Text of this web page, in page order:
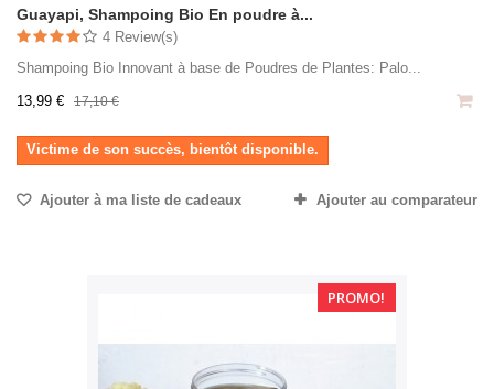
Guayapi, Shampoing Bio En poudre à...
4 Review(s)
Shampoing Bio Innovant à base de Poudres de Plantes: Palo...
13,99 €
17,10 €
Victime de son succès, bientôt disponible.
Ajouter à ma liste de cadeaux Ajouter au comparateur
PROMO!